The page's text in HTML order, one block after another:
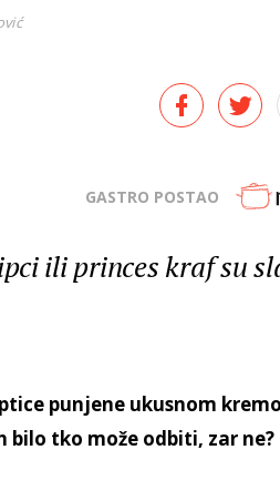
GASTRO POSTAO
ili princes kraf su
punjene ukusnom
bilo tko može odbiti, zar ne?